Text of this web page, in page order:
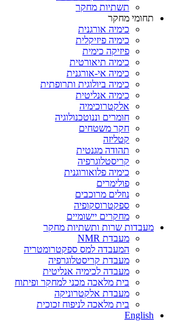
תשתיות מחקר
תחומי מחקר
כימיה אורגנית
כימיה פיזיקלית
פיזיקה כימית
כימיה תיאורטית
כימיה אי-אורגנית
כימיה ביולוגית ותרופתית
כימיה אנליטית
אלקטרוכימיה
חומרים וננוטכנולוגיה
חקר משטחים
קטליזה
תהודה מגנטית
קריסטלוגרפיה
כימיה פלואורוגנית
פולימרים
נוזלים מרוכבים
ספקטרוסקופיה
מחקרים יישומיים
מעבדות שרות ותשתיות מחקר
מעבדת NMR
המעבדה למס ספקטרומטריה
מעבדת קריסטלוגרפיה
מעבדה לכימיה אנליטית
בית מלאכה מכני למחקר ופיתוח
מעבדת אלקטרוניקה
בית מלאכה לניפוח זכוכית
English